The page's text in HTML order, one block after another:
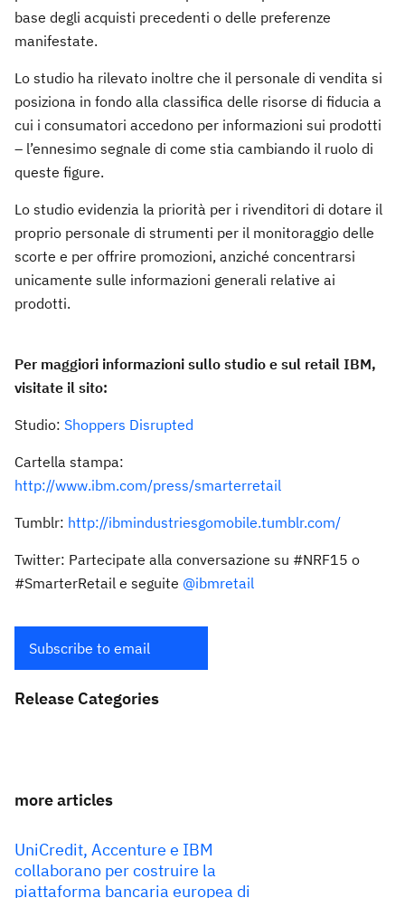
base degli acquisti precedenti o delle preferenze
manifestate.
Lo studio ha rilevato inoltre che il personale di vendita si
posiziona in fondo alla classifica delle risorse di fiducia a
cui i consumatori accedono per informazioni sui prodotti
– l’ennesimo segnale di come stia cambiando il ruolo di
queste figure.
Lo studio evidenzia la priorità per i rivenditori di dotare il
proprio personale di strumenti per il monitoraggio delle
scorte e per offrire promozioni, anziché concentrarsi
unicamente sulle informazioni generali relative ai
prodotti.
Per maggiori informazioni sullo studio e sul retail IBM,
visitate il sito:
Studio: Shoppers Disrupted
Cartella stampa:
http://www.ibm.com/press/smarterretail
Tumblr: http://ibmindustriesgomobile.tumblr.com/
Twitter: Partecipate alla conversazione su #NRF15 o
#SmarterRetail e seguite @ibmretail
Subscribe to email
Release Categories
more articles
UniCredit, Accenture e IBM
collaborano per costruire la
piattaforma bancaria europea di